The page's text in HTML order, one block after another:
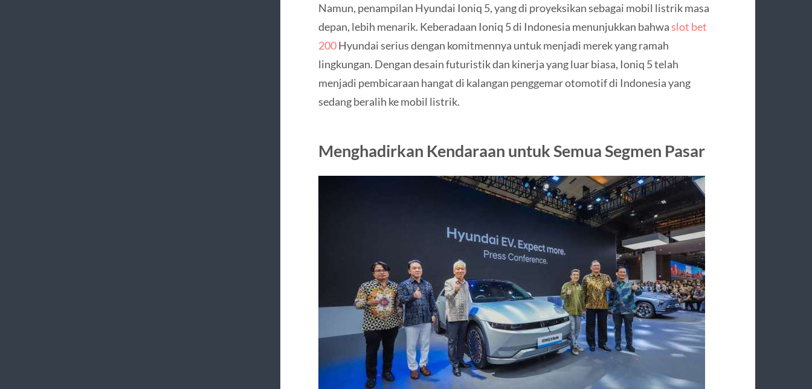
Namun, penampilan Hyundai Ioniq 5, yang di proyeksikan sebagai mobil listrik masa
depan, lebih menarik. Keberadaan Ioniq 5 di Indonesia menunjukkan bahwaslot bet
200Hyundai serius dengan komitmennya untuk menjadi merek yang ramah
lingkungan. Dengan desain futuristik dan kinerja yang luar biasa, Ioniq 5 telah
menjadi pembicaraan hangat di kalangan penggemar otomotif di Indonesia yang
sedang beralih ke mobil listrik.
Menghadirkan Kendaraan untuk Semua Segmen Pasar